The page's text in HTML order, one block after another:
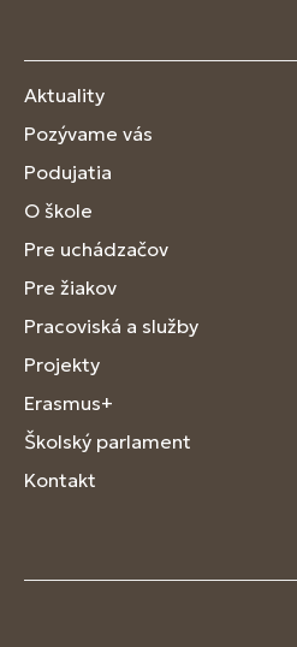
Aktuality
Pozývame vás
Podujatia
O škole
Pre uchádzačov
Pre žiakov
Pracoviská a služby
Projekty
Erasmus+
Školský parlament
Kontakt